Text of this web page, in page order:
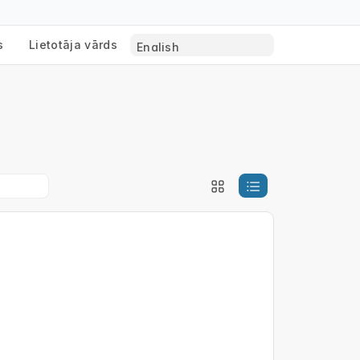
Lietotāja vārds